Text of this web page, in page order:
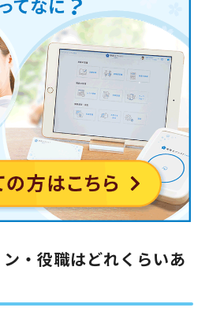
・役職はどれくらいあ